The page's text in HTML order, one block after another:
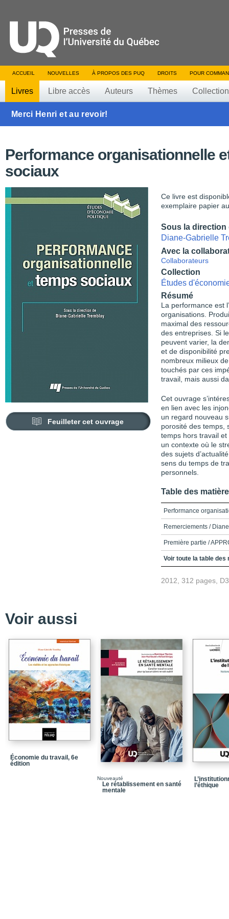
ACCUEIL NOUVELLES À PROPOS DES PUQ DROITS POUR
Livres Libre accès Auteurs Thèmes
Merci Henri et au revoir!
Performance organisationnelle
sociaux
Feuilleter cet ouvrage
Ce livre est
exemplaire papier
Sous la direction
Diane-Gabrielle
Avec la
Collaborateurs
Collection
Études
Résumé
La performance est
organisations.
maximal des
des entreprises. Si
peuvent varier, la
et de disponibilité
nombreux milieux
touchés par ces
travail, mais aussi
Cet ouvrage
en lien avec les
un regard nouveau
porosité des temps,
temps hors travail et
un contexte où le
des sujets
sens du temps de
personnels.
Table des
Performance
Remerciements /
Première partie /
Deuxième partie /
Voir toute la table des
2012, 312 pages,
Voir aussi
Économie du travail, 6e
édition
Nouveauté
Le rétablissement en santé
mentale
l’éthique